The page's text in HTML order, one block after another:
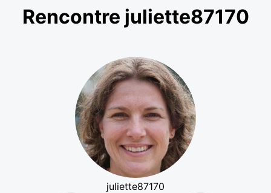
Rencontre juliette87170
juliette87170